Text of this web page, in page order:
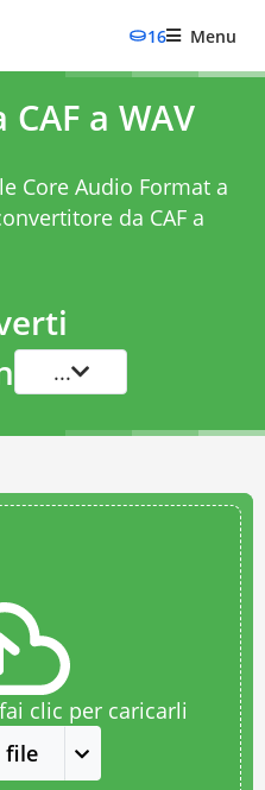
16 Menu
a WAV
Core Audio Format a
da CAF a
...
clic per caricarli
file